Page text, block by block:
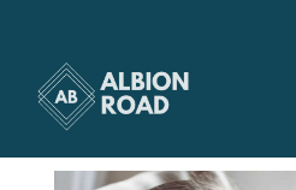
détente maison
par